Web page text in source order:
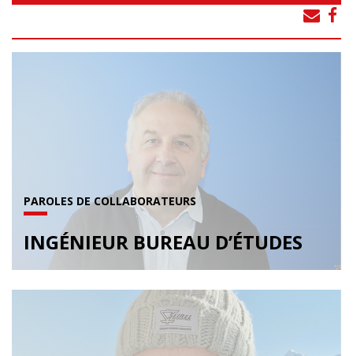
PAROLES DE COLLABORATEURS
INGÉNIEUR BUREAU D’ÉTUDES